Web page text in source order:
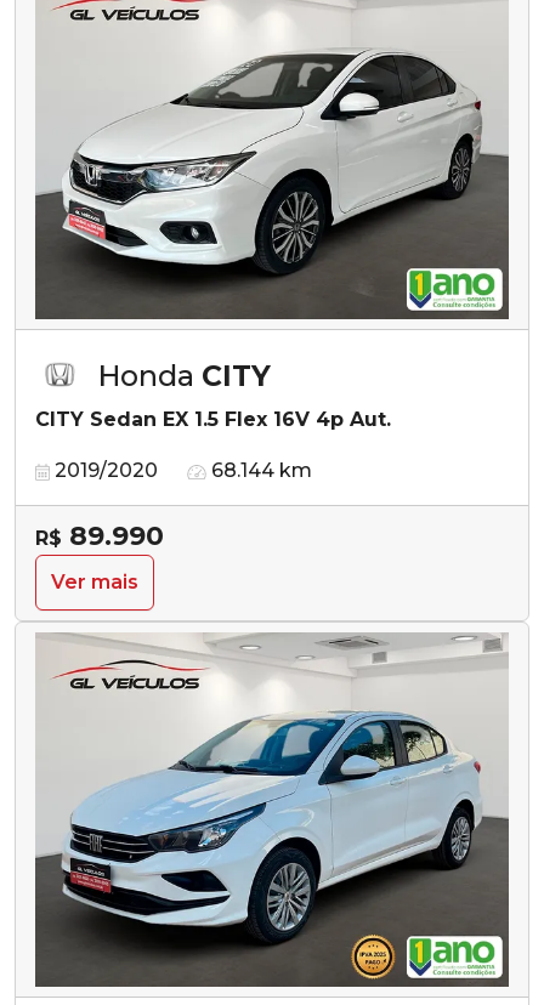
Honda CITY
CITY Sedan EX 1.5 Flex 16V 4p Aut.
2019/2020 68.144 km
R$ 89.990
Ver mais